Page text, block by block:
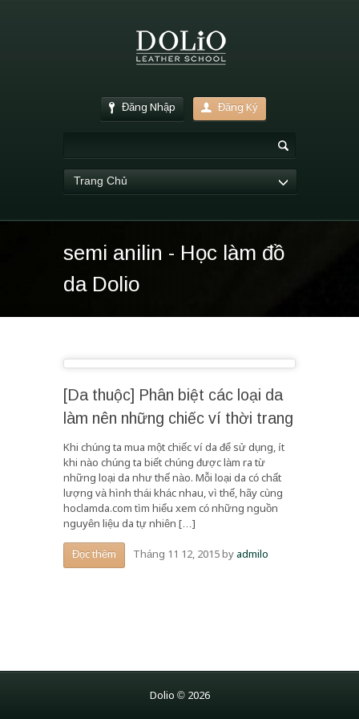
Đăng Nhập Đăng Ký
Trang Chủ
semi anilin - Học làm đồ
da Dolio
[Da thuộc] Phân biệt các loại da
làm nên những chiếc ví thời trang
Khi chúng ta mua một chiếc ví da để sử dụng, ít
khi nào chúng ta biết chúng được làm ra từ
những loại da như thế nào. Mỗi loại da có chất
lượng và hình thái khác nhau, vì thế, hãy cùng
hoclamda.com tìm hiểu xem có những nguồn
nguyên liệu da tự nhiên […]
Đọc thêm Tháng 11 12, 2015byadmilo
Dolio © 2026